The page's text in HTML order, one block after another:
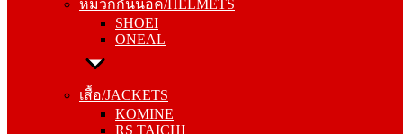
หมวกกันน็อค/HELMETS
SHOEI
ONEAL
เสื้อ/JACKETS
KOMINE
RS TAICHI
ONEAL
เสื้อ/JACKETS
RS TAICHI
ALPINESTARS
BELSTAFF